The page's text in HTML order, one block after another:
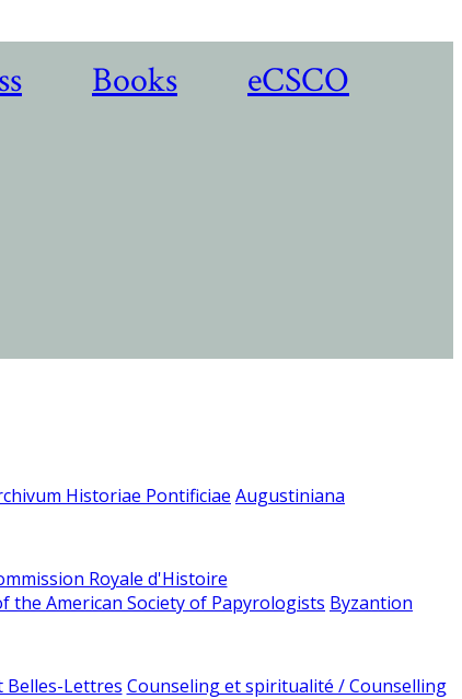
Books eCSCO
Historiae Pontificiae Augustiniana
Royale d'Histoire
the American Society of Papyrologists Byzantion
Belles-Lettres Counseling et spiritualité / Counselling